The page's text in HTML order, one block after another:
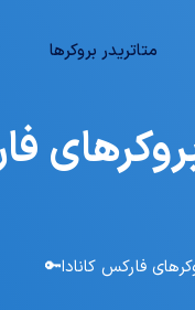
متاتریدر بروکرها
فارکس کانادا🔑